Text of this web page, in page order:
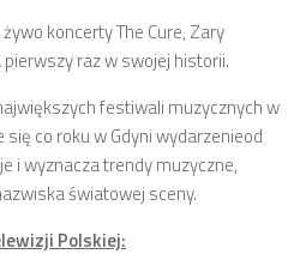
koncerty The Cure, Zary
pierwszy raz w swojej historii.
festiwali muzycznych w
się co roku w Gdyni wydarzenieod
i wyznacza trendy muzyczne,
światowej sceny.
Polskiej: